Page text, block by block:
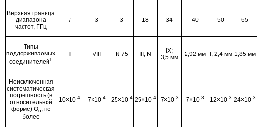
Верхняя граница
диапазона
частот, ГГц
7 3 3 18 34 40 50 65
Типы
поддерживаемых
соединителей1
VIII N 75 III, N
IX;
3,5 мм
2,92 мм I, 2,4 мм 1,85 мм
Неисключенная
систематическая
погрешность (в
относительной
форме) Θо, не
более
10×10-4 7×10-4 25×10-4 25×10-4 7×10-3 7×10-3 12×10-3 24×10-3